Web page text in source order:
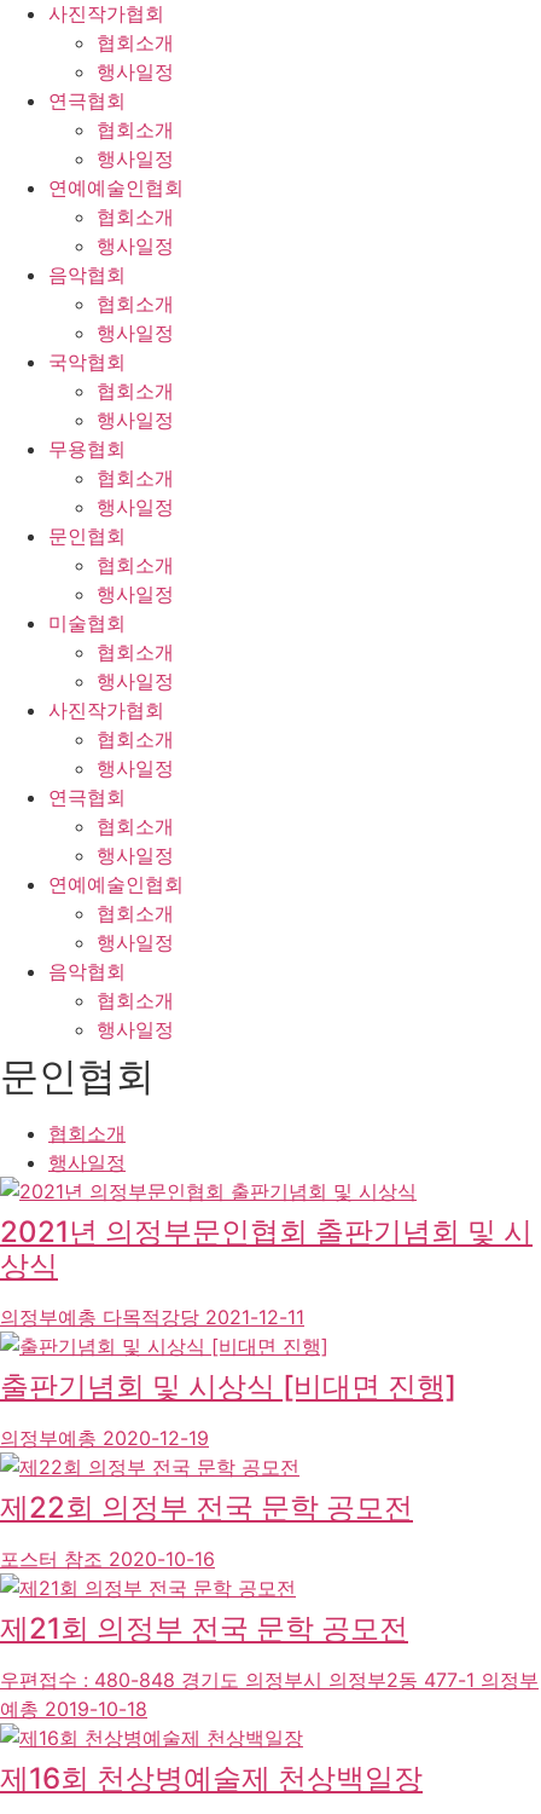
사진작가협회
협회소개
행사일정
연극협회
협회소개
행사일정
연예예술인협회
협회소개
행사일정
음악협회
협회소개
행사일정
국악협회
협회소개
행사일정
무용협회
협회소개
행사일정
문인협회
협회소개
행사일정
미술협회
협회소개
행사일정
사진작가협회
협회소개
행사일정
연극협회
협회소개
행사일정
연예예술인협회
협회소개
행사일정
음악협회
협회소개
행사일정
문인협회
협회소개
행사일정
2021년 의정부문인협회 출판기념회 및 시
상식
의정부예총 다목적강당 2021-12-11
출판기념회 및 시상식 [비대면 진행]
의정부예총 2020-12-19
제22회 의정부 전국 문학 공모전
포스터 참조 2020-10-16
제21회 의정부 전국 문학 공모전
우편접수 : 480-848 경기도 의정부시 의정부2동 477-1 의정부
예총 2019-10-18
제16회 천상병예술제 천상백일장